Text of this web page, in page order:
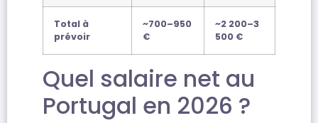
Total à
prévoir
~700–950
€
~2 200–3
500 €
Quel salaire net au
Portugal en 2026 ?